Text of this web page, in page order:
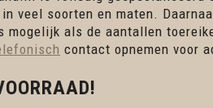
veel soorten en maten.
mogelijk als de aantallen
contact opnemen voor